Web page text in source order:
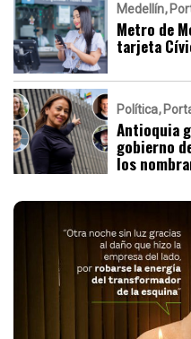
Medellín
Metro de
tarjeta
Política
Antioquia
gobierno
los